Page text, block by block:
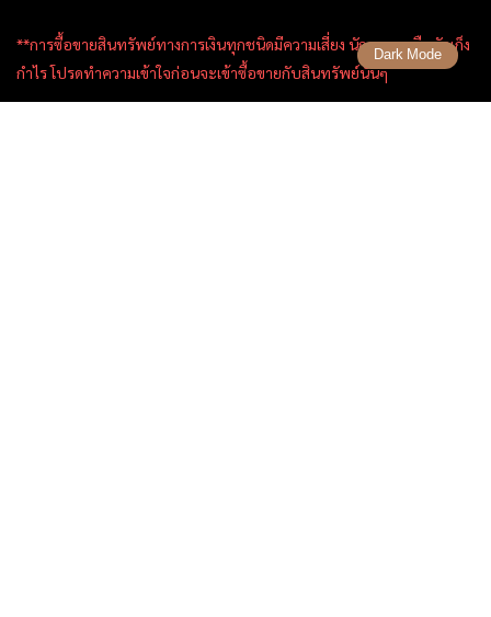
**การซื้อขายสินทรัพย์ทางการเงินทุกชนิดมีความเสี่ยง นักลงทุนหรือนักเก็ง
กำไร โปรดทำความเข้าใจก่อนจะเข้าซื้อขายกับสินทรัพย์นั้นๆ
Dark Mode